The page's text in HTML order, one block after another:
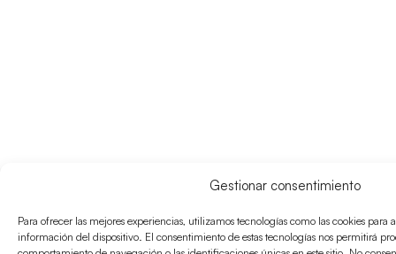
Gestionar consentimiento
Para ofrecer las mejores experiencias, utilizamos tecnologías como las cookies para
información del dispositivo. El consentimiento de estas tecnologías nos permitirá